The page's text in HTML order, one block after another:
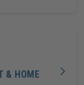
& HOME